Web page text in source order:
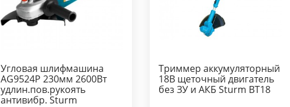
Угловая шлифмашина
AG9524P 230мм 2600Вт
удлин.пов.рукоять
антивибр. Sturm
Триммер аккумуляторный
18В щеточный двигатель
без ЗУ и АКБ Sturm BT18